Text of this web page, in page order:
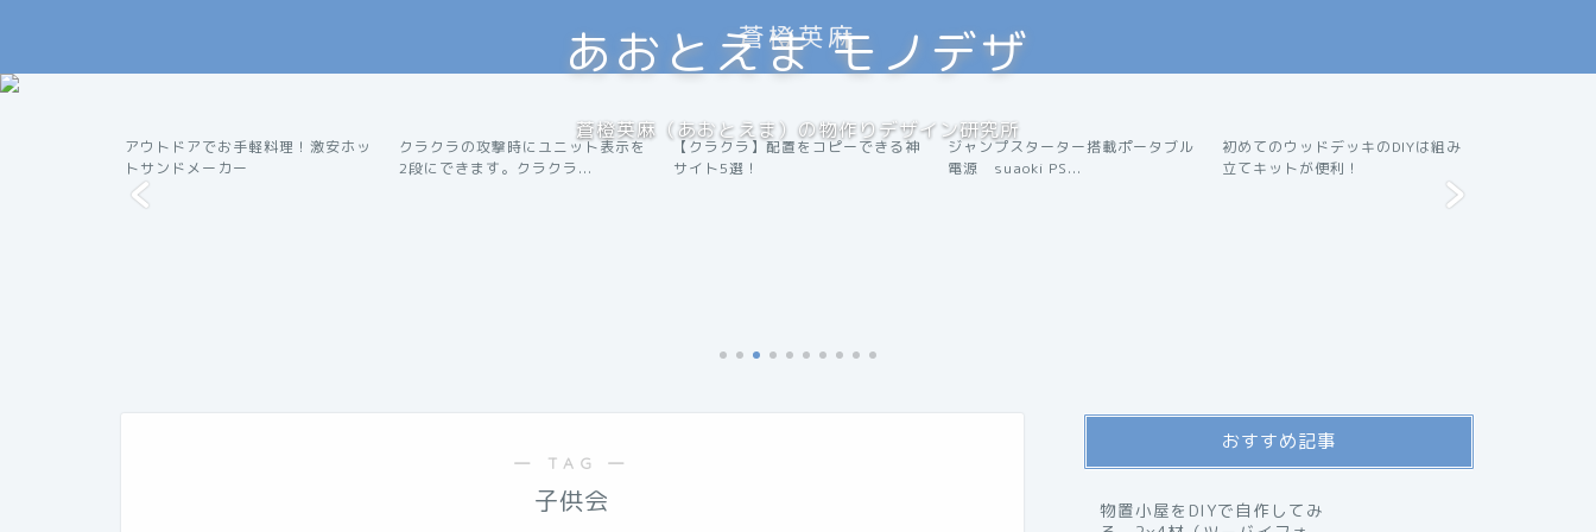
蒼橙英麻
あおとえま モノデザ
蒼橙英麻（あおとえま）の物作りデザイン研究所
アウトドア
アウトドアでお手軽料理！激安ホッ
トサンドメーカー
便利ツール
クラクラの攻撃時にユニット表示を
2段にできます。クラクラ...
便利ツール
【クラクラ】配置をコピーできる神
サイト5選！
アウトドア
ジャンプスターター搭載ポータブル
電源 suaoki PS...
DIY
初めてのウッドデッキのDIYは組み
立てキットが便利！
― TAG ―
子供会
おすすめ記事
物置小屋をDIYで自作してみ